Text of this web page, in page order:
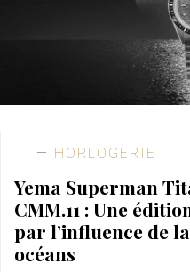
HORLOGERIE
Yema Superman
CMM.11 : Une
par l’influence de
océans